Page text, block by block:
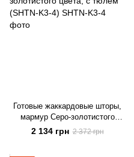
Готовые жаккардовые шторы,
мармур Серо-золотистого
цвета, с тюлем (SHTN-K3-4)
2 134 грн 2 372 грн